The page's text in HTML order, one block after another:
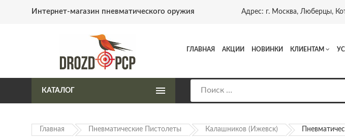
Интернет-магазин пневматического оружия Адрес: г. Москва, Люберцы,
ГЛАВНАЯ АКЦИИ НОВИНКИ КЛИЕНТАМ
КАТАЛОГ
Главная Пневматические Пистолеты Калашников (Ижевск)